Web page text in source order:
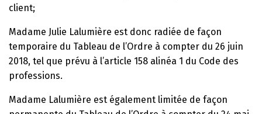
client;
Madame Julie Lalumière est donc radiée de façon
temporaire du Tableau de l’Ordre à compter du 26 juin
2018, tel que prévu à l’article 158 alinéa 1 du Code des
professions.
Madame Lalumière est également limitée de façon